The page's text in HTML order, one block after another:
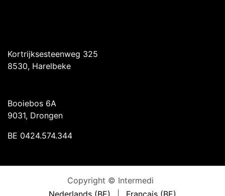
Kortrijksesteenweg 325
8530, Harelbeke
Booiebos 6A
9031, Drongen
BE 0424.574.344
Copyright © Intermedi